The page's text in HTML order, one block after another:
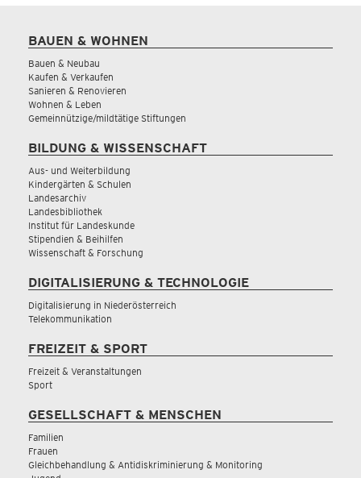
BAUEN & WOHNEN
Bauen & Neubau
Kaufen & Verkaufen
Sanieren & Renovieren
Wohnen & Leben
Gemeinnützige/mildtätige Stiftungen
BILDUNG & WISSENSCHAFT
Aus- und Weiterbildung
Kindergärten & Schulen
Landesarchiv
Landesbibliothek
Institut für Landeskunde
Stipendien & Beihilfen
Wissenschaft & Forschung
DIGITALISIERUNG & TECHNOLOGIE
Digitalisierung in Niederösterreich
Telekommunikation
FREIZEIT & SPORT
Freizeit & Veranstaltungen
Sport
GESELLSCHAFT & MENSCHEN
Familien
Frauen
Gleichbehandlung & Antidiskriminierung & Monitoring